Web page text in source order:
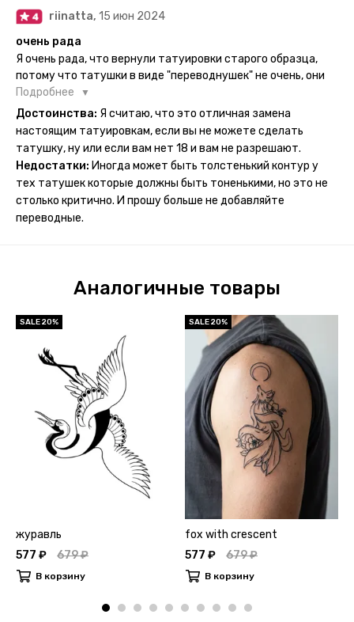
сразу же проявился. На неподвижных частях тела тату
носится дольше, поэтому нужно обдуманно выбирать куда
её стоит наносить. Когда рисунок начнёт стираться -
водой спокойно можно убрать оставшийся контур.
riinatta, 15 июн 2024
очень рада
Я очень рада, что вернули татуировки старого образца,
потому что татушки в виде "переводнушек" не очень, они
просто не "усиживались", не те темнели, а после душа
вообще слазили, вот недавно сделала фризби дог и он
через сутки проявился и все ещё держится!! ну а 4 звезды
потому что у меня ещё очень много переводных
татуировок(
Подробнее
Достоинства: Я считаю, что это отличная замена
настоящим татуировкам, если вы не можете сделать
татушку, ну или если вам нет 18 и вам не разрешают.
Недостатки: Иногда может быть толстенький контур у
тех татушек которые должны быть тоненькими, но это не
столько критично. И прошу больше не добавляйте
переводные.
Аналогичные товары
SALE 20%
журавль
577 ₽
679 ₽
В корзину
SALE 20%
fox with crescent
577 ₽
679 ₽
В корзину